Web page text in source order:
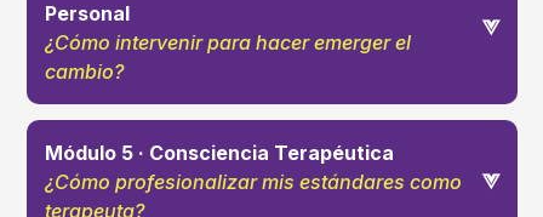
qué metodología necesita el proceso
Personal
¿Cómo intervenir para hacer emerger el
cambio?
Módulo 5 · Consciencia Terapéutica
¿Cómo profesionalizar mis estándares como
terapeuta?